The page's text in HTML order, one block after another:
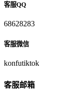
客服QQ
68628283
客服微信
konfutiktok
客服邮箱